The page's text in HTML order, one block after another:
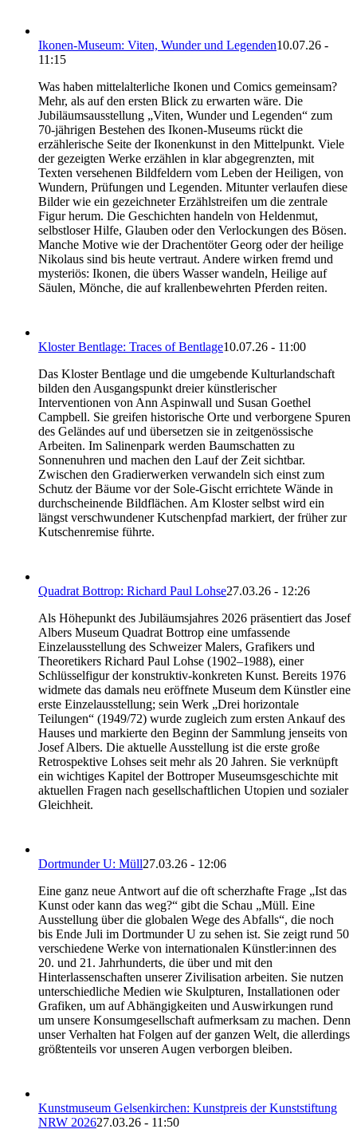
Ikonen-Museum: Viten, Wunder und Legenden10.07.26 -
11:15
Was haben mittelalterliche Ikonen und Comics gemeinsam?
Mehr, als auf den ersten Blick zu erwarten wäre. Die
Jubiläumsausstellung „Viten, Wunder und Legenden“ zum
70-jährigen Bestehen des Ikonen-Museums rückt die
erzählerische Seite der Ikonenkunst in den Mittelpunkt. Viele
der gezeigten Werke erzählen in klar abgegrenzten, mit
Texten versehenen Bildfeldern vom Leben der Heiligen, von
Wundern, Prüfungen und Legenden. Mitunter verlaufen diese
Bilder wie ein gezeichneter Erzählstreifen um die zentrale
Figur herum. Die Geschichten handeln von Heldenmut,
selbstloser Hilfe, Glauben oder den Verlockungen des Bösen.
Manche Motive wie der Drachentöter Georg oder der heilige
Nikolaus sind bis heute vertraut. Andere wirken fremd und
mysteriös: Ikonen, die übers Wasser wandeln, Heilige auf
Säulen, Mönche, die auf krallenbewehrten Pferden reiten.
Kloster Bentlage: Traces of Bentlage10.07.26 - 11:00
Das Kloster Bentlage und die umgebende Kulturlandschaft
bilden den Ausgangspunkt dreier künstlerischer
Interventionen von Ann Aspinwall und Susan Goethel
Campbell. Sie greifen historische Orte und verborgene Spuren
des Geländes auf und übersetzen sie in zeitgenössische
Arbeiten. Im Salinenpark werden Baumschatten zu
Sonnenuhren und machen den Lauf der Zeit sichtbar.
Zwischen den Gradierwerken verwandeln sich einst zum
Schutz der Bäume vor der Sole-Gischt errichtete Wände in
durchscheinende Bildflächen. Am Kloster selbst wird ein
längst verschwundener Kutschenpfad markiert, der früher zur
Kutschenremise führte.
Quadrat Bottrop: Richard Paul Lohse27.03.26 - 12:26
Als Höhepunkt des Jubiläumsjahres 2026 präsentiert das Josef
Albers Museum Quadrat Bottrop eine umfassende
Einzelausstellung des Schweizer Malers, Grafikers und
Theoretikers Richard Paul Lohse (1902–1988), einer
Schlüsselfigur der konstruktiv-konkreten Kunst. Bereits 1976
widmete das damals neu eröffnete Museum dem Künstler eine
erste Einzelausstellung; sein Werk „Drei horizontale
Teilungen“ (1949/72) wurde zugleich zum ersten Ankauf des
Hauses und markierte den Beginn der Sammlung jenseits von
Josef Albers. Die aktuelle Ausstellung ist die erste große
Retrospektive Lohses seit mehr als 20 Jahren. Sie verknüpft
ein wichtiges Kapitel der Bottroper Museumsgeschichte mit
aktuellen Fragen nach gesellschaftlichen Utopien und sozialer
Gleichheit.
Dortmunder U: Müll27.03.26 - 12:06
Eine ganz neue Antwort auf die oft scherzhafte Frage „Ist das
Kunst oder kann das weg?“ gibt die Schau „Müll. Eine
Ausstellung über die globalen Wege des Abfalls“, die noch
bis Ende Juli im Dortmunder U zu sehen ist. Sie zeigt rund 50
verschiedene Werke von internationalen Künstler:innen des
20. und 21. Jahrhunderts, die über und mit den
Hinterlassenschaften unserer Zivilisation arbeiten. Sie nutzen
unterschiedliche Medien wie Skulpturen, Installationen oder
Grafiken, um auf Abhängigkeiten und Auswirkungen rund
um unsere Konsumgesellschaft aufmerksam zu machen. Denn
unser Verhalten hat Folgen auf der ganzen Welt, die allerdings
größtenteils vor unseren Augen verborgen bleiben.
Kunstmuseum Gelsenkirchen: Kunstpreis der Kunststiftung
NRW 202627.03.26 - 11:50